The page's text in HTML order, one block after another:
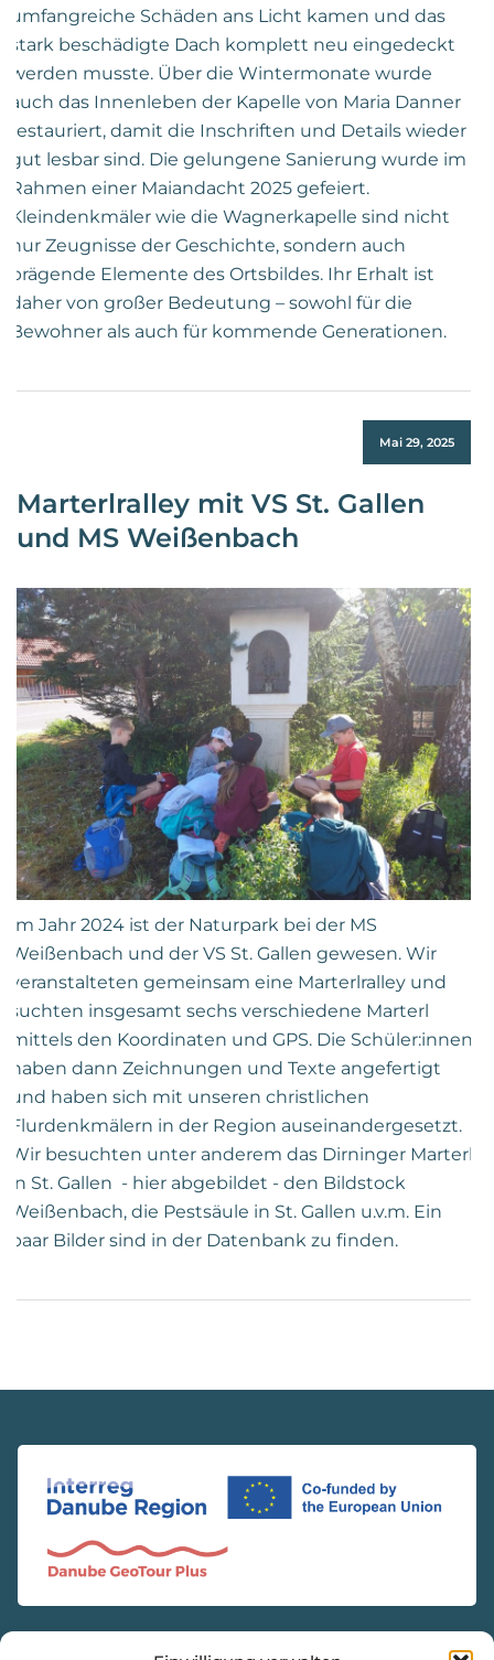
umfangreiche Schäden ans Licht kamen und das
stark beschädigte Dach komplett neu eingedeckt
werden musste. Über die Wintermonate wurde
auch das Innenleben der Kapelle von Maria Danner
restauriert, damit die Inschriften und Details wieder
gut lesbar sind. Die gelungene Sanierung wurde im
Rahmen einer Maiandacht 2025 gefeiert.
Kleindenkmäler wie die Wagnerkapelle sind nicht
nur Zeugnisse der Geschichte, sondern auch
prägende Elemente des Ortsbildes. Ihr Erhalt ist
daher von großer Bedeutung – sowohl für die
Bewohner als auch für kommende Generationen.
Mai 29, 2025
Marterlralley mit VS St. Gallen
und MS Weißenbach
Im Jahr 2024 ist der Naturpark bei der MS
Weißenbach und der VS St. Gallen gewesen. Wir
veranstalteten gemeinsam eine Marterlralley und
suchten insgesamt sechs verschiedene Marterl
mittels den Koordinaten und GPS. Die Schüler:innen
haben dann Zeichnungen und Texte angefertigt
und haben sich mit unseren christlichen
Flurdenkmälern in der Region auseinandergesetzt.
Wir besuchten unter anderem das Dirninger Marterl
in St. Gallen - hier abgebildet - den Bildstock
Weißenbach, die Pestsäule in St. Gallen u.v.m. Ein
paar Bilder sind in der Datenbank zu finden.